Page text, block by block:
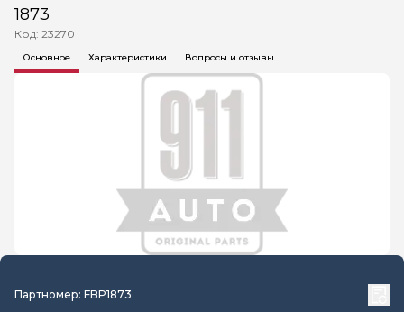
1873
Код: 23270
Основное Характеристики Вопросы и отзывы
Партномер: FBP1873